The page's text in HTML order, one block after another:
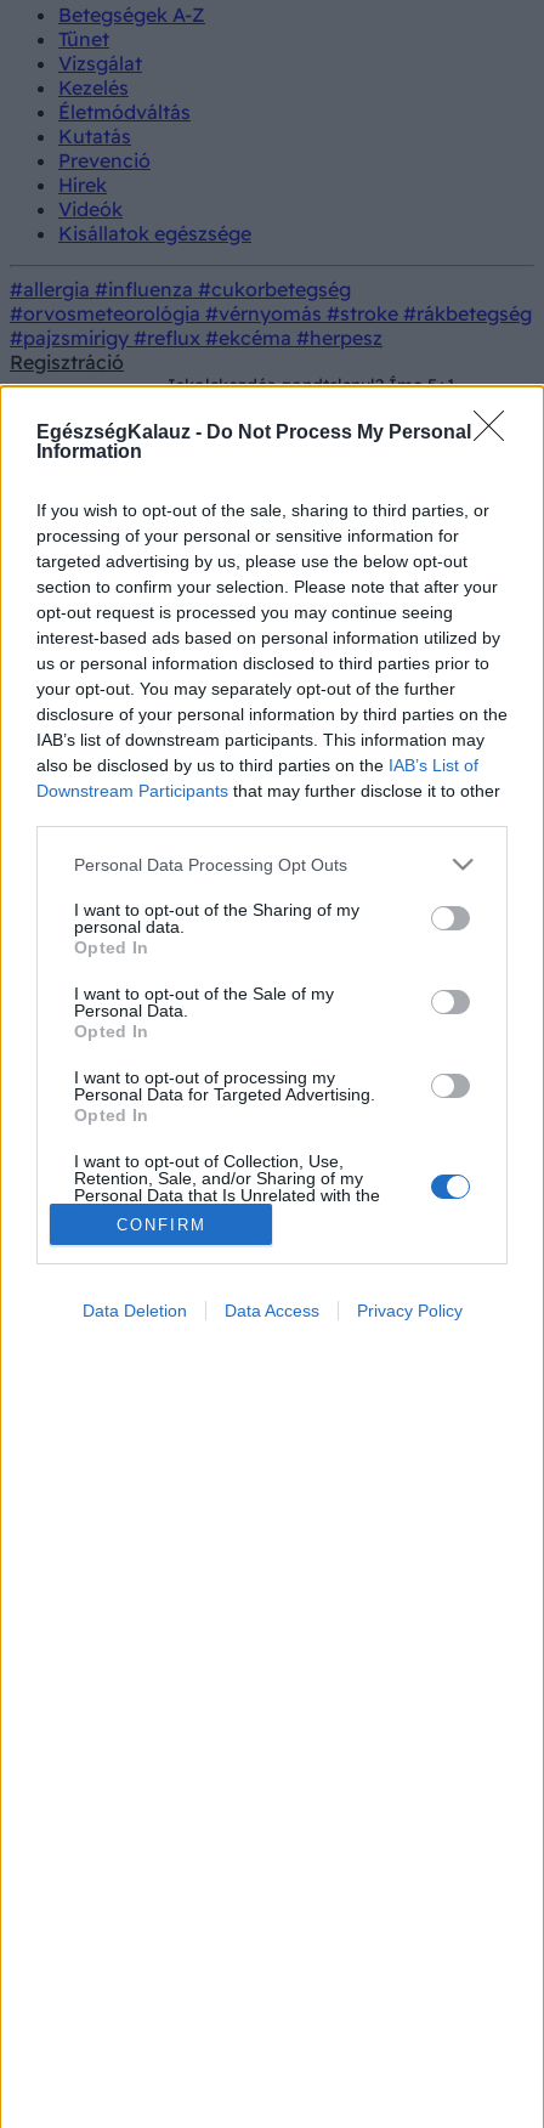
EgészségKalauz - Do Not Process My Personal
Information
If you wish to opt-out of the sale, sharing to third parties, or
processing of your personal or sensitive information for
targeted advertising by us, please use the below opt-out
section to confirm your selection. Please note that after your
opt-out request is processed you may continue seeing
interest-based ads based on personal information utilized by
us or personal information disclosed to third parties prior to
your opt-out. You may separately opt-out of the further
disclosure of your personal information by third parties on the
IAB’s list of downstream participants. This information may
also be disclosed by us to third parties on the IAB’s List of
Downstream Participants that may further disclose it to other
Please note that this website/app uses one or more Google
not limited to your visit or usage behaviour. You may click to
grant or deny consent to Google and its third-party tags to
use your data for below specified purposes in below Google
consent section.
Personal Data Processing Opt Outs
I want to opt-out of the Sharing of my
personal data.
Opted In
I want to opt-out of the Sale of my
Personal Data.
Opted In
I want to opt-out of processing my
Personal Data for Targeted Advertising.
Opted In
I want to opt-out of Collection, Use,
Retention, Sale, and/or Sharing of my
Personal Data that Is Unrelated with the
Purposes for which it was collected.
Opted Out
CONFIRM
Data Deletion Data Access Privacy Policy
Betegségek A-Z
Tünet
Vizsgálat
Kezelés
Életmódváltás
Kutatás
Prevenció
Hírek
Videók
Kisállatok egészsége
#allergia #influenza #cukorbetegség
#orvosmeteorológia #vérnyomás #stroke #rákbetegség
#pajzsmirigy #reflux #ekcéma #herpesz
Regisztráció
Iskolakezdés gondtalanul? Íme 5+1
megfogadnia!
higiéniai tipp, amelyet érdemes
megfogadnia!
Betegségek
2024. szeptember 05. 13:49